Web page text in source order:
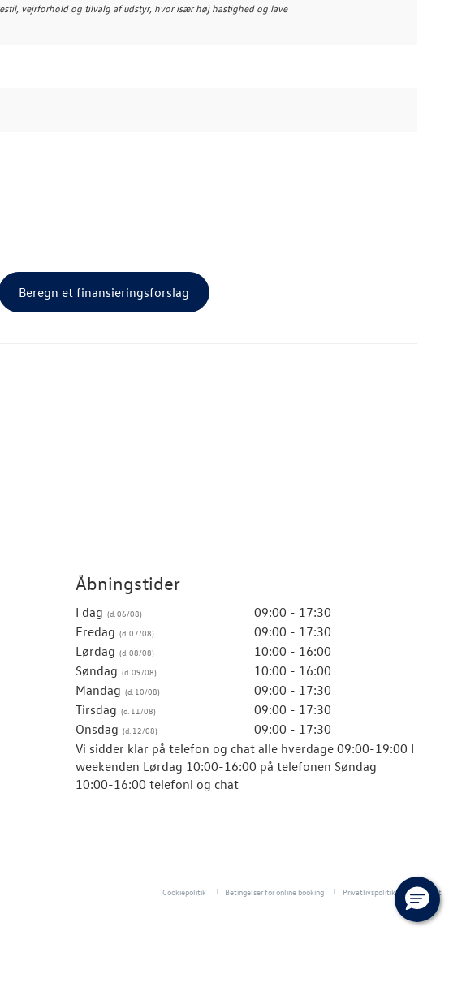
vejrforhold og tilvalg af udstyr, hvor især høj hastighed og lave
Beregn et finansieringsforslag
Åbningstider
I dag
09:00 - 17:30
Fredag
09:00 - 17:30
Lørdag
10:00 - 16:00
Søndag
10:00 - 16:00
Mandag
09:00 - 17:30
Tirsdag
09:00 - 17:30
Onsdag
09:00 - 17:30
Vi sidder klar på telefon og chat alle hverdage 09:00-19:00 I
weekenden Lørdag 10:00-16:00 på telefonen Søndag
10:00-16:00 telefoni og chat
Cookiepolitik Betingelser for online booking Privatlivspolitik Kontakt